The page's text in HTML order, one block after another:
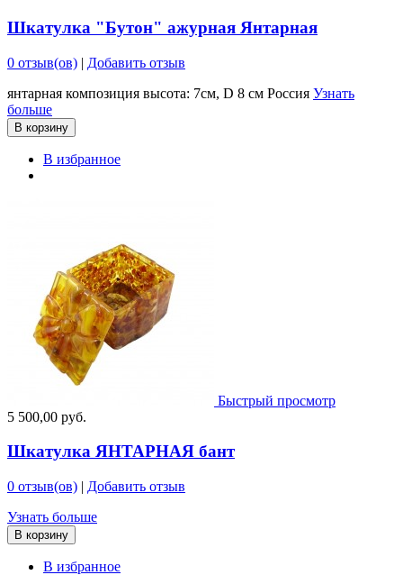
Шкатулка "Бутон" ажурная Янтарная
0 отзыв(ов) | Добавить отзыв
янтарная композиция высота: 7см, D 8 см Россия Узнать
больше
В корзину
В избранное
Быстрый просмотр
5 500,00 руб.
Шкатулка ЯНТАРНАЯ бант
0 отзыв(ов) | Добавить отзыв
Узнать больше
В корзину
В избранное